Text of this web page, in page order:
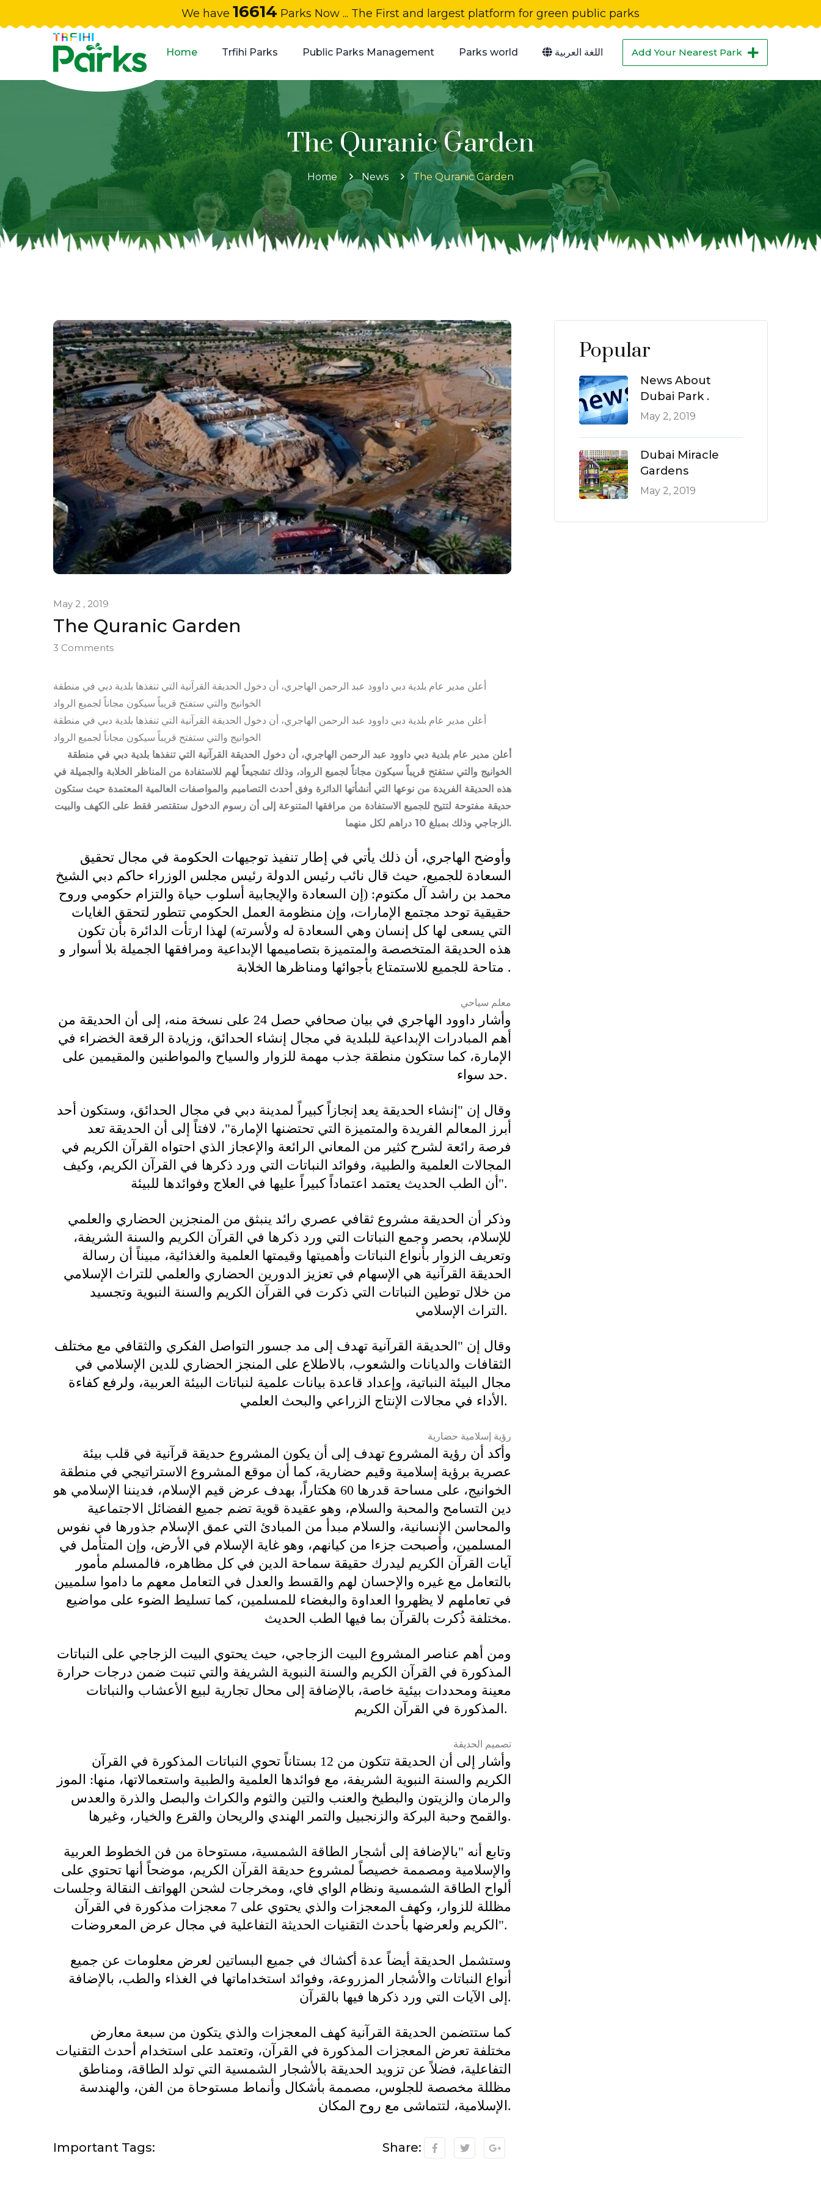
We have 16614 Parks Now ... The First and largest platform for green public parks
Home Trfihi Parks Public Parks Management Parks world اللغة العربية Add Your Nearest Park
The Quranic Garden
Home News The Quranic Garden
May 2 , 2019
The Quranic Garden
3 Comments
أعلن مدير عام بلدية دبي داوود عبد الرحمن الهاجري، أن دخول الحديقة القرآنية التي تنفذها بلدية دبي في منطقة
الخوانيج والتي ستفتح قريباً سيكون مجاناً لجميع الرواد
أعلن مدير عام بلدية دبي داوود عبد الرحمن الهاجري، أن دخول الحديقة القرآنية التي تنفذها بلدية دبي في منطقة
الخوانيج والتي ستفتح قريباً سيكون مجاناً لجميع الرواد
أعلن مدير عام بلدية دبي داوود عبد الرحمن الهاجري، أن دخول الحديقة القرآنية التي تنفذها بلدية دبي في منطقة
الخوانيج والتي ستفتح قريباً سيكون مجاناً لجميع الرواد، وذلك تشجيعاً لهم للاستفادة من المناظر الخلابة والجميلة في
هذه الحديقة الفريدة من نوعها التي أنشأتها الدائرة وفق أحدث التصاميم والمواصفات العالمية المعتمدة حيث ستكون
حديقة مفتوحة لتتيح للجميع الاستفادة من مرافقها المتنوعة إلى أن رسوم الدخول ستقتصر فقط على الكهف والبيت
الزجاجي وذلك بمبلغ 10 دراهم لكل منهما.
وأوضح الهاجري، أن ذلك يأتي في إطار تنفيذ توجيهات الحكومة في مجال تحقيق
السعادة للجميع، حيث قال نائب رئيس الدولة رئيس مجلس الوزراء حاكم دبي الشيخ
محمد بن راشد آل مكتوم: (إن السعادة والإيجابية أسلوب حياة والتزام حكومي وروح
حقيقية توحد مجتمع الإمارات، وإن منظومة العمل الحكومي تتطور لتحقق الغايات
التي يسعى لها كل إنسان وهي السعادة له ولأسرته) لهذا ارتأت الدائرة بأن تكون
هذه الحديقة المتخصصة والمتميزة بتصاميمها الإبداعية ومرافقها الجميلة بلا أسوار و
متاحة للجميع للاستمتاع بأجوائها ومناظرها الخلابة .
معلم سياحي
وأشار داوود الهاجري في بيان صحافي حصل 24 على نسخة منه، إلى أن الحديقة من
أهم المبادرات الإبداعية للبلدية في مجال إنشاء الحدائق، وزيادة الرقعة الخضراء في
الإمارة، كما ستكون منطقة جذب مهمة للزوار والسياح والمواطنين والمقيمين على
حد سواء.
وقال إن "إنشاء الحديقة يعد إنجازاً كبيراً لمدينة دبي في مجال الحدائق، وستكون أحد
أبرز المعالم الفريدة والمتميزة التي تحتضنها الإمارة"، لافتاً إلى أن الحديقة تعد
فرصة رائعة لشرح كثير من المعاني الرائعة والإعجاز الذي احتواه القرآن الكريم في
المجالات العلمية والطبية، وفوائد النباتات التي ورد ذكرها في القرآن الكريم، وكيف
أن الطب الحديث يعتمد اعتماداً كبيراً عليها في العلاج وفوائدها للبيئة".
وذكر أن الحديقة مشروع ثقافي عصري رائد ينبثق من المنجزين الحضاري والعلمي
للإسلام، بحصر وجمع النباتات التي ورد ذكرها في القرآن الكريم والسنة الشريفة،
وتعريف الزوار بأنواع النباتات وأهميتها وقيمتها العلمية والغذائية، مبيناً أن رسالة
الحديقة القرآنية هي الإسهام في تعزيز الدورين الحضاري والعلمي للتراث الإسلامي
من خلال توطين النباتات التي ذكرت في القرآن الكريم والسنة النبوية وتجسيد
التراث الإسلامي.
وقال إن "الحديقة القرآنية تهدف إلى مد جسور التواصل الفكري والثقافي مع مختلف
الثقافات والديانات والشعوب، بالاطلاع على المنجز الحضاري للدين الإسلامي في
مجال البيئة النباتية، وإعداد قاعدة بيانات علمية لنباتات البيئة العربية، ولرفع كفاءة
الأداء في مجالات الإنتاج الزراعي والبحث العلمي.
رؤية إسلامية حضارية
وأكد أن رؤية المشروع تهدف إلى أن يكون المشروع حديقة قرآنية في قلب بيئة
عصرية برؤية إسلامية وقيم حضارية، كما أن موقع المشروع الاستراتيجي في منطقة
الخوانيج، على مساحة قدرها 60 هكتاراً، بهدف عرض قيم الإسلام، فديننا الإسلامي هو
دين التسامح والمحبة والسلام، وهو عقيدة قوية تضم جميع الفضائل الاجتماعية
والمحاسن الإنسانية، والسلام مبدأ من المبادئ التي عمق الإسلام جذورها في نفوس
المسلمين، وأصبحت جزءا من كيانهم، وهو غاية الإسلام في الأرض، وإن المتأمل في
آيات القرآن الكريم ليدرك حقيقة سماحة الدين في كل مظاهره، فالمسلم مأمور
بالتعامل مع غيره والإحسان لهم والقسط والعدل في التعامل معهم ما داموا سلميين
في تعاملهم لا يظهروا العداوة والبغضاء للمسلمين، كما تسليط الضوء على مواضيع
مختلفة ذُكرت بالقرآن بما فيها الطب الحديث.
ومن أهم عناصر المشروع البيت الزجاجي، حيث يحتوي البيت الزجاجي على النباتات
المذكورة في القرآن الكريم والسنة النبوية الشريفة والتي تنبت ضمن درجات حرارة
معينة ومحددات بيئية خاصة، بالإضافة إلى محال تجارية لبيع الأعشاب والنباتات
المذكورة في القرآن الكريم.
تصميم الحديقة
وأشار إلى أن الحديقة تتكون من 12 بستاناً تحوي النباتات المذكورة في القرآن
الكريم والسنة النبوية الشريفة، مع فوائدها العلمية والطبية واستعمالاتها، منها: الموز
والرمان والزيتون والبطيخ والعنب والتين والثوم والكراث والبصل والذرة والعدس
والقمح وحبة البركة والزنجبيل والتمر الهندي والريحان والقرع والخيار، وغيرها.
وتابع أنه "بالإضافة إلى أشجار الطاقة الشمسية، مستوحاة من فن الخطوط العربية
والإسلامية ومصممة خصيصاً لمشروع حديقة القرآن الكريم، موضحاً أنها تحتوي على
ألواح الطاقة الشمسية ونظام الواي فاي، ومخرجات لشحن الهواتف النقالة وجلسات
مظللة للزوار، وكهف المعجزات والذي يحتوي على 7 معجزات مذكورة في القرآن
الكريم ولعرضها بأحدث التقنيات الحديثة التفاعلية في مجال عرض المعروضات".
وستشمل الحديقة أيضاً عدة أكشاك في جميع البساتين لعرض معلومات عن جميع
أنواع النباتات والأشجار المزروعة، وفوائد استخداماتها في الغذاء والطب، بالإضافة
إلى الآيات التي ورد ذكرها فيها بالقرآن.
كما ستتضمن الحديقة القرآنية كهف المعجزات والذي يتكون من سبعة معارض
مختلفة تعرض المعجزات المذكورة في القرآن، وتعتمد على استخدام أحدث التقنيات
التفاعلية، فضلاً عن تزويد الحديقة بالأشجار الشمسية التي تولد الطاقة، ومناطق
مظللة مخصصة للجلوس، مصممة بأشكال وأنماط مستوحاة من الفن، والهندسة
الإسلامية، لتتماشى مع روح المكان.
Important Tags: Share:
Popular
News About
Dubai Park .
May 2, 2019
Dubai Miracle
Gardens
May 2, 2019